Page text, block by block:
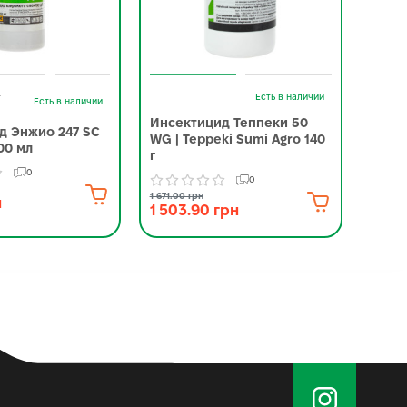
Есть в наличии
Энжио 247 SC
мл
0
Есть в наличии
Инсектицид Теппеки 50
WG | Teppeki Sumi Agro 140
г
0
1 671.00 грн
1 503.90 грн